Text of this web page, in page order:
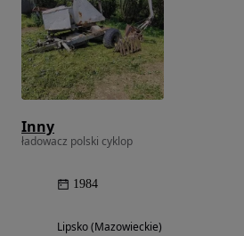
Inny
ładowacz polski cyklop
1984
Lipsko (Mazowieckie)